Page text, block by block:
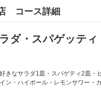
コース詳細
ダ・スパゲッテ
きなサラダ1皿・スパゲティ2皿・
ン・ハイボール・レモンサワー・